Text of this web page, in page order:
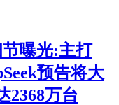
曝光:主打
预告将大
2368万台